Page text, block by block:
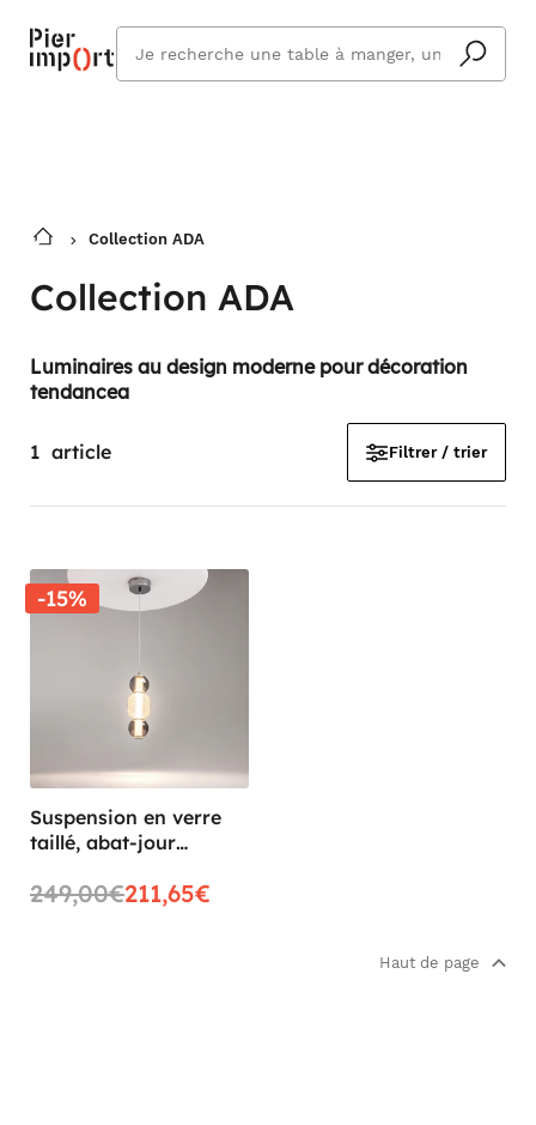
Vous êtes absent ? Pier Import s'adapte
et vous livre à votre retour.
En savoir plus
cherchez
vous ?
Collection ADA
Collection ADA
Luminaires au design moderne pour décoration
tendancea
1 article Filtrer / trier
-15%
Suspension en verre
taillé, abat-jour
249,00€211,65€
Haut de page